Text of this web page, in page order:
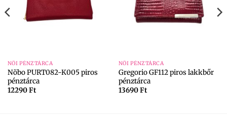
NŐI PÉNZTÁRCA
Nöbo PURT082-K005 piros
pénztárca
12290Ft
NŐI PÉNZTÁRCA
Gregorio GF112 piros lakkbőr
pénztárca
13690Ft